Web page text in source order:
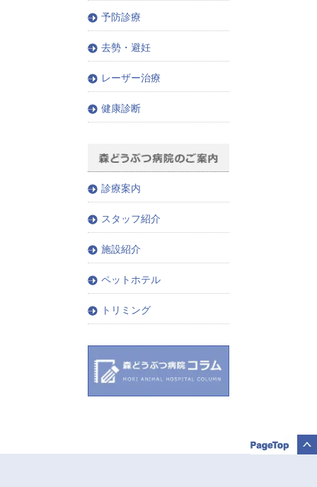
予防診療
去勢・避妊
レーザー治療
健康診断
診療案内
スタッフ紹介
施設紹介
ペットホテル
トリミング